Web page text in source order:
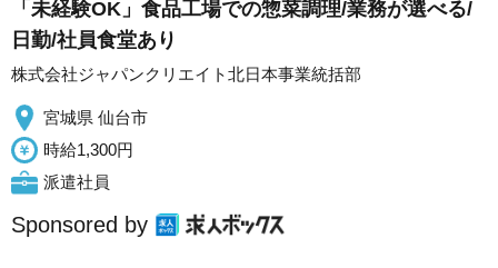
「未経験OK」食品工場での惣菜調理/業務が選べる/
日勤/社員食堂あり
株式会社ジャパンクリエイト北日本事業統括部
宮城県 仙台市
時給1,300円
派遣社員
Sponsored by